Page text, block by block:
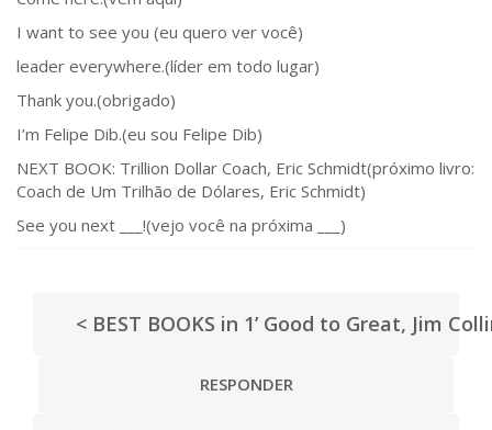
I want to see you (eu quero ver você)
leader everywhere.(líder em todo lugar)
Thank you.(obrigado)
I’m Felipe Dib.(eu sou Felipe Dib)
NEXT BOOK: Trillion Dollar Coach, Eric Schmidt(próximo livro:
Coach de Um Trilhão de Dólares, Eric Schmidt)
See you next ___!(vejo você na próxima ___)
< BEST BOOKS in 1’ Good to Great, Jim
RESPONDER